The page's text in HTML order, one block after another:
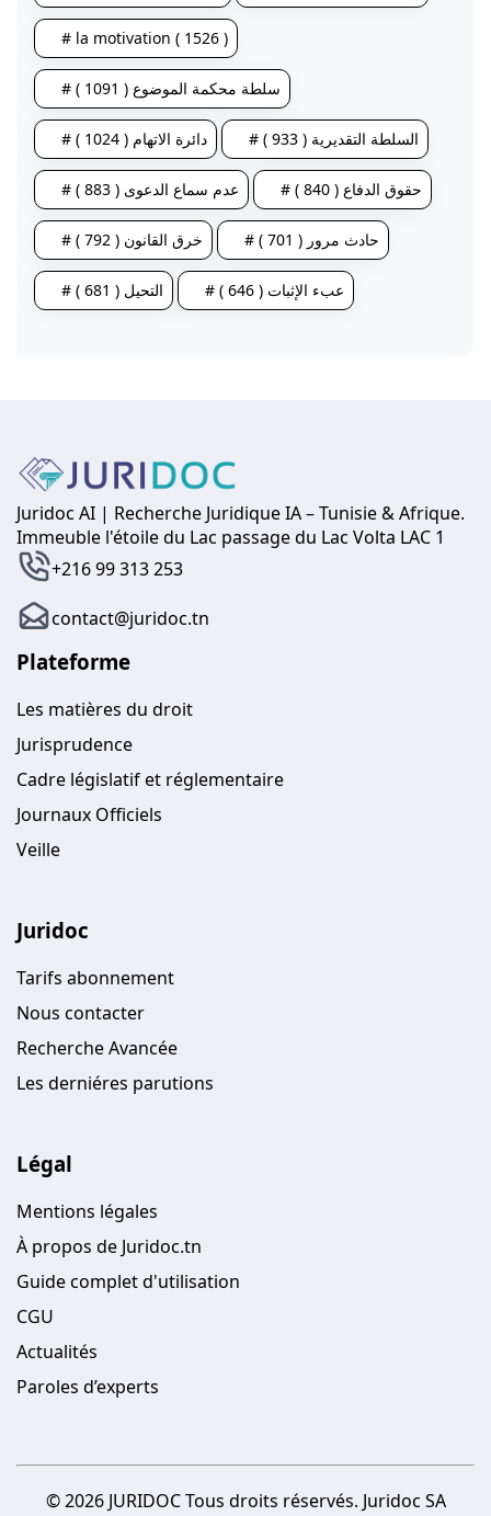
# la motivation ( 1526 )
# سلطة محكمة الموضوع ( 1091 )
# دائرة الاتهام ( 1024 ) # السلطة التقديرية ( 933 )
# عدم سماع الدعوى ( 883 ) # حقوق الدفاع ( 840 )
# خرق القانون ( 792 ) # حادث مرور ( 701 )
# التحيل ( 681 ) # عبء الإثبات ( 646 )
Juridoc AI | Recherche Juridique IA – Tunisie & Afrique.
Immeuble l'étoile du Lac passage du Lac Volta LAC 1
+216 99 313 253
contact@juridoc.tn
Plateforme
Les matières du droit
Jurisprudence
Cadre législatif et réglementaire
Journaux Officiels
Veille
Juridoc
Tarifs abonnement
Nous contacter
Recherche Avancée
Les derniéres parutions
Légal
Mentions légales
À propos de Juridoc.tn
Guide complet d'utilisation
CGU
Actualités
Paroles d’experts
© 2026 JURIDOC Tous droits réservés. Juridoc SA